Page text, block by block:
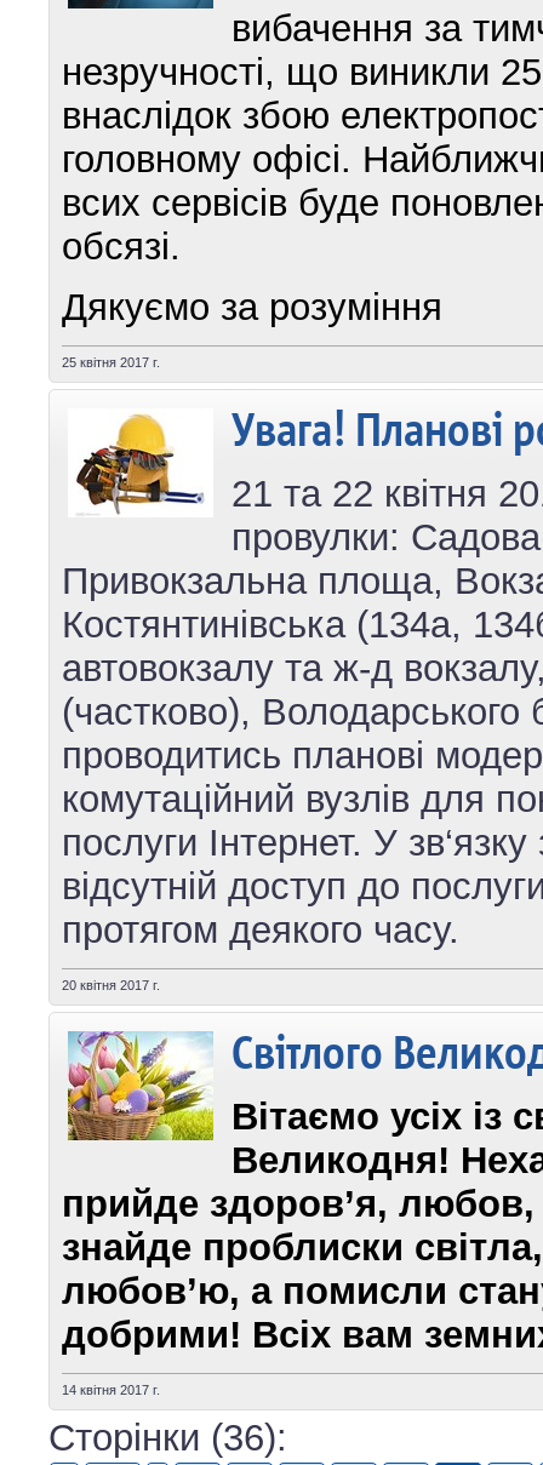
вибачення за
незручності, що виникли
внаслідок збою
головному офісі.
всих сервісів буде
обсязі.
Дякуємо за розуміння
25 квітня 2017 г.
Увага! Планові
21 та 22 квітня
провулки:
Привокзальна площа,
Костянтинівська (134а,
автовокзалу та ж-д
(частково), Володарського
проводитись планові
комутаційний вузлів для
послуги Інтернет. У
відсутній доступ до
протягом деякого часу.
20 квітня 2017 г.
Світлого
Вітаємо усіх із
Великодня!
прийде здоров’я,
знайде проблиски
любов’ю, а помисли
добрими! Всіх вам
14 квітня 2017 г.
Сторінки (36):